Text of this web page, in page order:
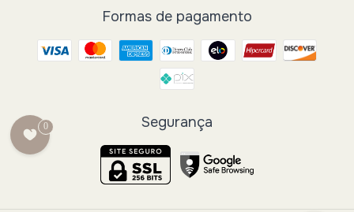
Formas de pagamento
Segurança
0